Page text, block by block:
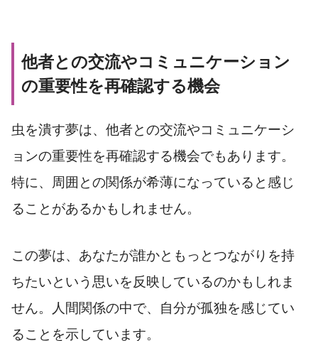
他者との交流やコミュニケーション
の重要性を再確認する機会
虫を潰す夢は、他者との交流やコミュニケーシ
ョンの重要性を再確認する機会でもあります。
特に、周囲との関係が希薄になっていると感じ
ることがあるかもしれません。
この夢は、あなたが誰かともっとつながりを持
ちたいという思いを反映しているのかもしれま
せん。人間関係の中で、自分が孤独を感じてい
ることを示しています。